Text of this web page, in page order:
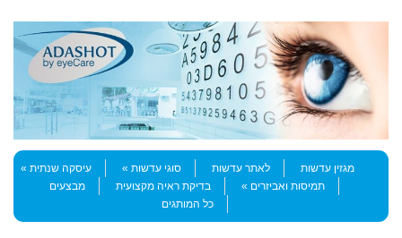
Menu
Skip to content
מגזין עדשות
לאתר עדשות סוגי עדשות
עיסקה שנתית
תמיסות ואביזרים
בדיקת ראיה מקצועית
מבצעים
כל המותגים